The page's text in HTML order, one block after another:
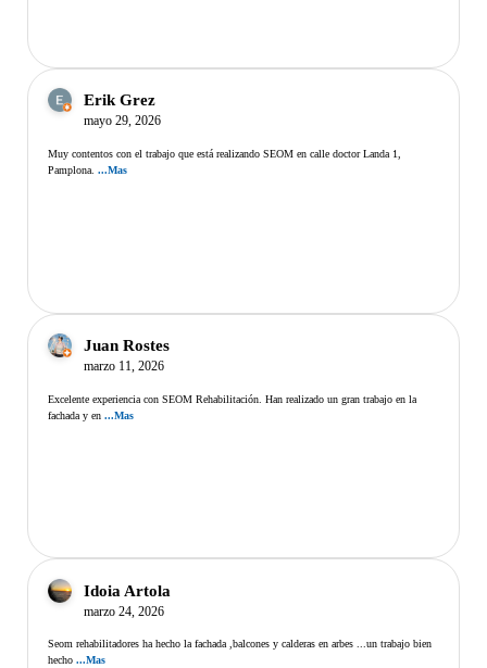
Erik Grez
mayo 29, 2026
Muy contentos con el trabajo que está realizando SEOM en calle doctor Landa 1,
Pamplona. ...Mas
Juan Rostes
marzo 11, 2026
Excelente experiencia con SEOM Rehabilitación. Han realizado un gran trabajo en la
fachada y en...Mas
Idoia Artola
marzo 24, 2026
Seom rehabilitadores ha hecho la fachada ,balcones y calderas en arbes ...un trabajo bien
hecho...Mas